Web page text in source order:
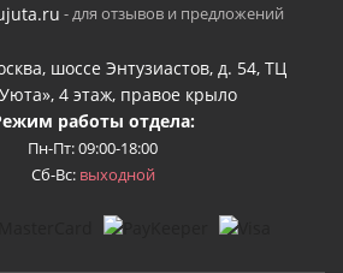
- для отзывов и предложений
шоссе Энтузиастов, д. 54, ТЦ
4 этаж, правое крыло
работы отдела:
Пн-Пт: 09:00-18:00
Сб-Вс: выходной